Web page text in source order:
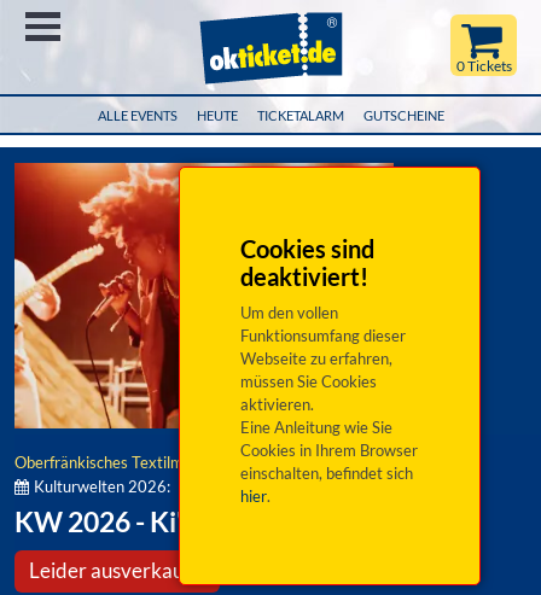
ALLE EVENTS HEUTE TICKETALARM GUTSCHEINE
0 Tickets
Cookies sind
deaktiviert!
Um den vollen
Funktionsumfang dieser
Webseite zu erfahren,
müssen Sie Cookies
aktivieren.
Eine Anleitung wie Sie
Cookies in Ihrem Browser
einschalten, befindet sich
hier.
Oberfränkisches Textilmuseum e.V.
Kulturwelten 2026:
KW 2026 - Ki'Luanda
Leider ausverkauft!